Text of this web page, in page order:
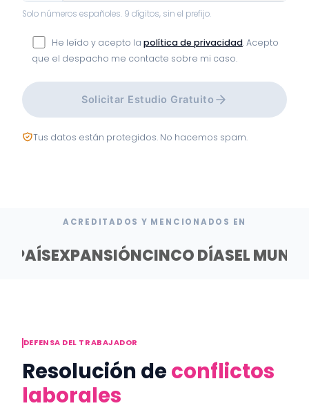
Solo números españoles. 9 dígitos, sin el prefijo.
He leído y acepto la política de privacidad. Acepto
que el despacho me contacte sobre mi caso.
Solicitar Estudio Gratuito
Tus datos están protegidos. No hacemos spam.
ACREDITADOS Y MENCIONADOS EN
PAÍSEXPANSIÓNCINCO DÍASEL
DEFENSA DEL TRABAJADOR
Resolución deconflictos
laborales